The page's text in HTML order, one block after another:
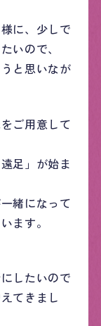
に、少しで
いので、
と思いなが
ご用意して
足」が始ま
緒になって
ます。
したいので
てきまし